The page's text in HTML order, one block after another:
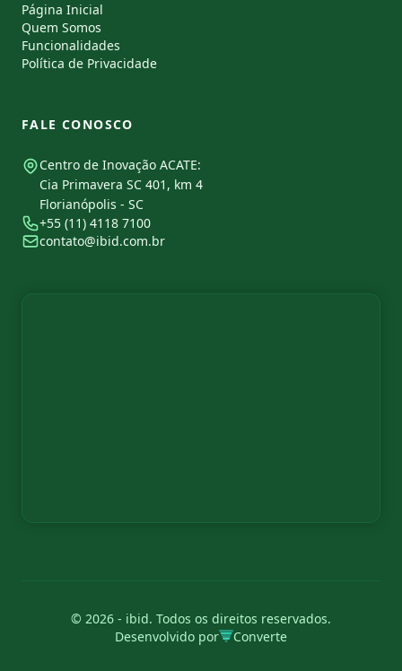
Página Inicial
Quem Somos
Funcionalidades
Política de Privacidade
FALE CONOSCO
Centro de Inovação ACATE:
Cia Primavera SC 401, km 4
Florianópolis - SC
+55 (11) 4118 7100
contato@ibid.com.br
© 2026 - ibid. Todos os direitos reservados.
Desenvolvido por
Converte